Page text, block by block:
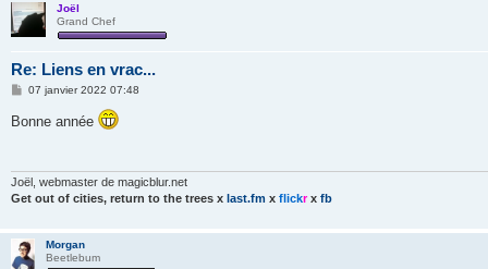
Joël
Grand Chef
Re: Liens en vrac...
M
s
07 janvier 2022 07:48
Bonne année
Joël, webmaster de magicblur.net
Get out of cities, return to the trees x last.fm x flickrx fb
Morgan
Beetlebum